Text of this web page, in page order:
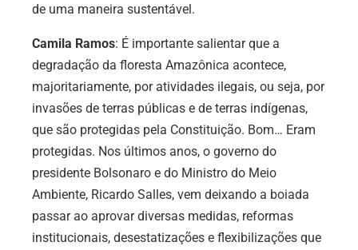
de uma maneira sustentável.
Camila Ramos: É importante salientar que a
degradação da floresta Amazônica acontece,
majoritariamente, por atividades ilegais, ou seja, por
invasões de terras públicas e de terras indígenas,
que são protegidas pela Constituição. Bom… Eram
protegidas. Nos últimos anos, o governo do
presidente Bolsonaro e do Ministro do Meio
Ambiente, Ricardo Salles, vem deixando a boiada
passar ao aprovar diversas medidas, reformas
institucionais, desestatizações e flexibilizações que